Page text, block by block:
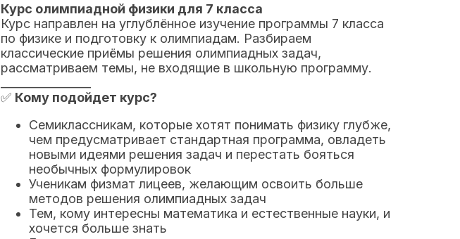
Курс олимпиадной физики для 7 класса
Курс направлен на углублённое изучение программы 7 класса
по физике и подготовку к олимпиадам. Разбираем
классические приёмы решения олимпиадных задач,
рассматриваем темы, не входящие в школьную программу.
✅ Кому подойдет курс?
Семиклассникам, которые хотят понимать физику глубже,
чем предусматривает стандартная программа, овладеть
новыми идеями решения задач и перестать бояться
необычных формулировок
Ученикам физмат лицеев, желающим освоить больше
методов решения олимпиадных задач
Тем, кому интересны математика и естественные науки, и
хочется больше знать